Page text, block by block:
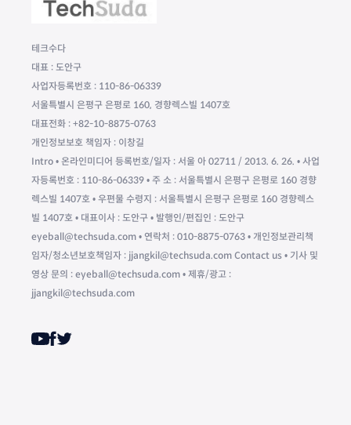
테크수다
대표 : 도안구
사업자등록번호 : 110-86-06339
서울특별시 은평구 은평로 160, 경향렉스빌 1407호
대표전화 : +82-10-8875-0763
개인정보보호 책임자 : 이창길
Intro • 온라인미디어 등록번호/일자 : 서울 아 02711 / 2013. 6. 26. • 사업
자등록번호 : 110-86-06339 • 주 소 : 서울특별시 은평구 은평로 160 경향
렉스빌 1407호 • 우편물 수령지 : 서울특별시 은평구 은평로 160 경향렉스
빌 1407호 • 대표이사 : 도안구 • 발행인/편집인 : 도안구
eyeball@techsuda.com • 연락처 : 010-8875-0763 • 개인정보관리책
임자/청소년보호책임자 : jjangkil@techsuda.com Contact us • 기사 및
영상 문의 : eyeball@techsuda.com • 제휴/광고 :
jjangkil@techsuda.com